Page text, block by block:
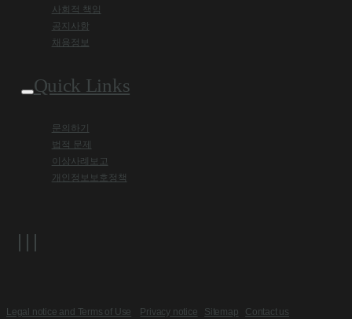
사회적 책임
공지사항
채용정보
Quick Links
문의하기
법적 문제
이상사례보고
개인정보보호정책
Legal notice and Terms of Use Privacy notice Sitemap Contact us